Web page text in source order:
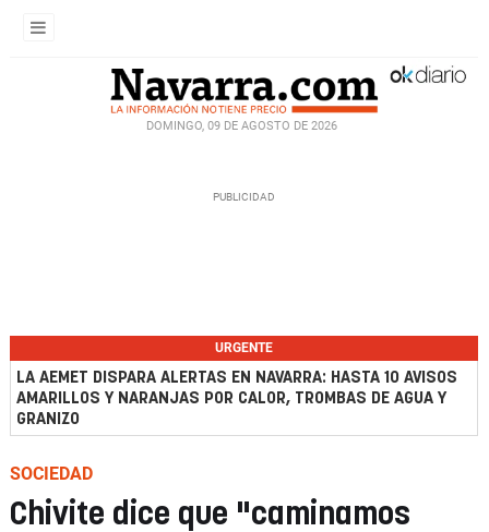
DOMINGO, 09 DE AGOSTO DE 2026
URGENTE
LA AEMET DISPARA ALERTAS EN NAVARRA: HASTA 10 AVISOS
AMARILLOS Y NARANJAS POR CALOR, TROMBAS DE AGUA Y
GRANIZO
SOCIEDAD
Chivite dice que "caminamos